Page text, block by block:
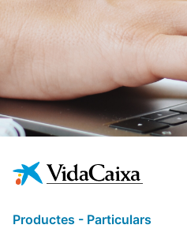
Productes - Particulars